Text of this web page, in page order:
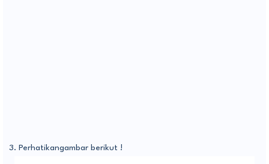
3. Perhatikangambar berikut !